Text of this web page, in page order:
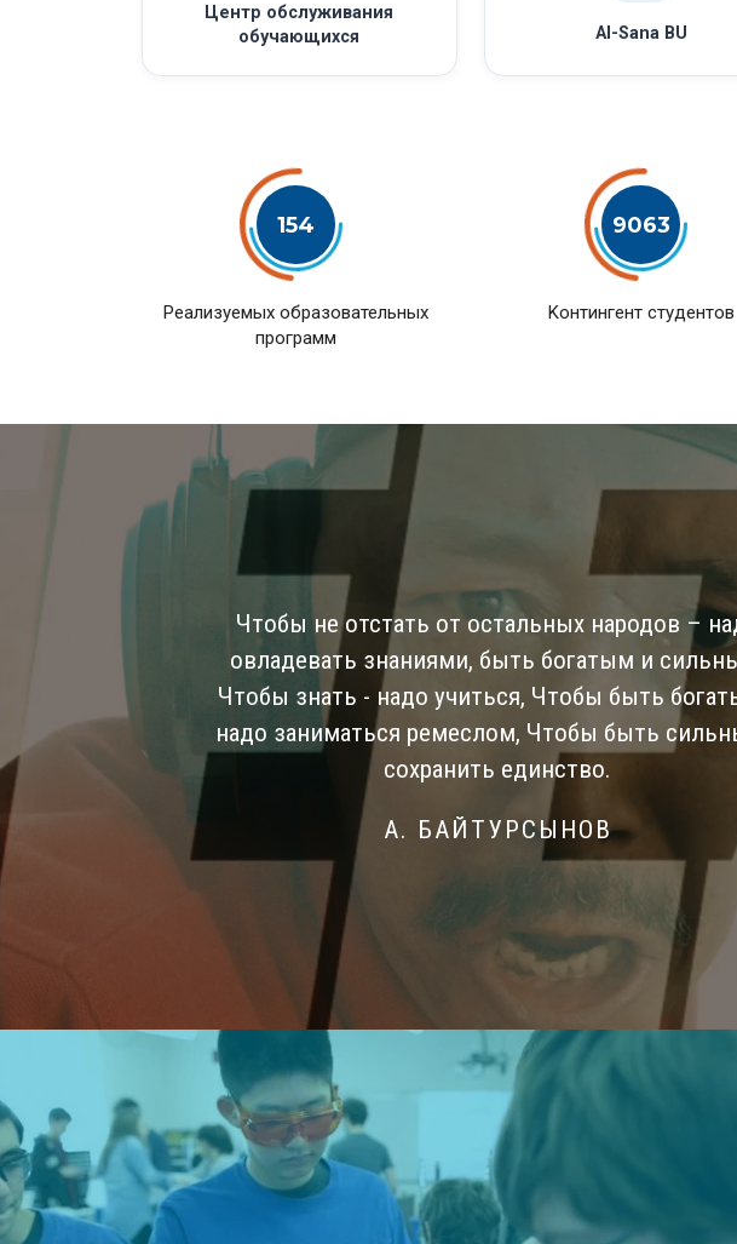
Центр обслуживания
обучающихся
AI-Sana BU
154
Pеализуемых образовательных
программ
9063
Kонтингент студентов
Чтобы не отстать от остальных народов –
овладевать знаниями, быть богатым и
Чтобы знать - надо учиться, Чтобы быть
надо заниматься ремеслом, Чтобы быть
сохранить единство.
А. БАЙТУРСЫНОВ